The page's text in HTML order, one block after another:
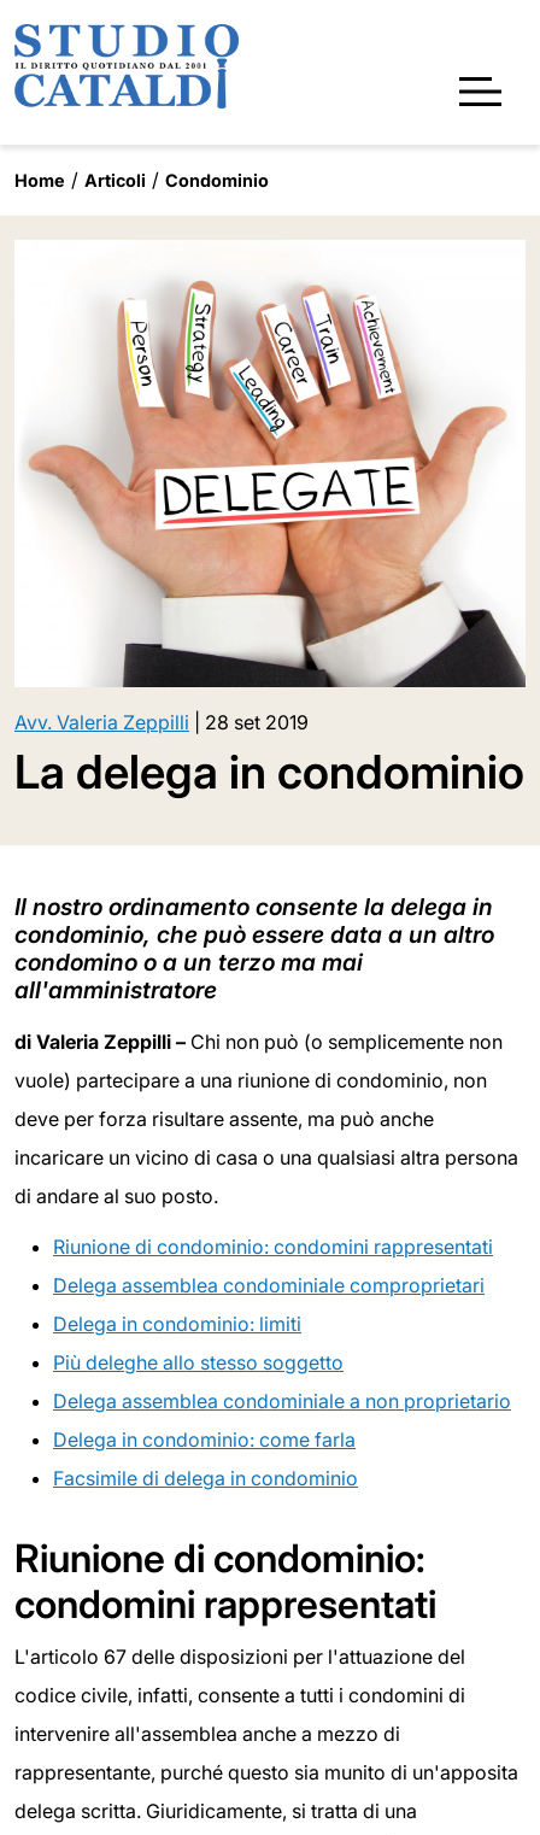
Home Articoli Condominio
Avv. Valeria Zeppilli 28 set 2019
La delega in condominio
Il nostro ordinamento consente la delega in
condominio, che può essere data a un altro
condomino o a un terzo ma mai
all'amministratore
di Valeria Zeppilli – Chi non può (o semplicemente non
vuole) partecipare a una riunione di condominio, non
deve per forza risultare assente, ma può anche
incaricare un vicino di casa o una qualsiasi altra persona
di andare al suo posto.
Riunione di condominio: condomini rappresentati
Delega assemblea condominiale comproprietari
Delega in condominio: limiti
Più deleghe allo stesso soggetto
Delega assemblea condominiale a non proprietario
Delega in condominio: come farla
Facsimile di delega in condominio
Riunione di condominio:
condomini rappresentati
L'articolo 67 delle disposizioni per l'attuazione del
codice civile, infatti, consente a tutti i condomini di
intervenire all'assemblea anche a mezzo di
rappresentante, purché questo sia munito di un'apposita
delega scritta. Giuridicamente, si tratta di una